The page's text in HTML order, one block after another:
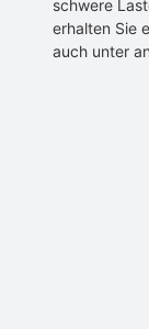
schwere
erhalten Sie
auch unter